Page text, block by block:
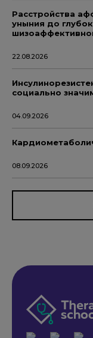
Расстройства
уныния до
22.08.2026
социально
04.09.2026
08.09.2026